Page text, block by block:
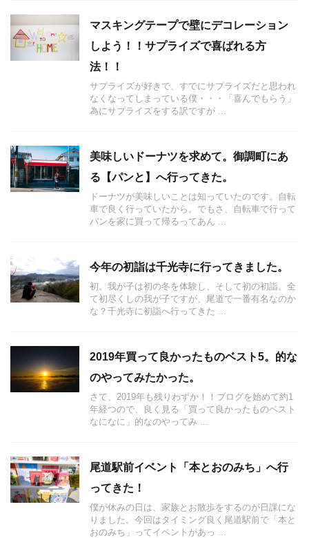
マスキングテープで壁にデコレーション
しよう！！サプライズで喜ばれる方
法！！
サプライズが好きで、すでにサプライズだと思われ
なくなってしまっている僕・・・「喜んでもらう」
為にサプライズをする訳ですが ...
美味しいドーナツを求めて。御調町にあ
る【パンと】へ行ってきた。
ドーナツが美味しいことは知っていたのです。自転
車で良く行っていたから。でもさ、自転車で行って
パンを家に買って帰るってあん ...
今年の初詣は千光寺に行ってきました。
初。我が子は初の冬を体験し、そして初の初詣。全
て初尽くしの我が子ですが、尾道で一番有名なのか
な？千光寺に初詣へ行ってきた ...
2019年買って良かったものベスト5。的な
のやってみたかった。
さて、2019年も残りわずか！！ブログを始めて約1
年経つので、良く見る「買って良かったものベスト
なになに」的なのやってみ ...
尾道駅前イベント「本とおのみち」へ行
ってきた！
僕が休みの日は、家族とお散歩をするのが日課にな
りました。今回はタイミング良く尾道駅前で「本と
おのみち」ってイベントがあっ ...